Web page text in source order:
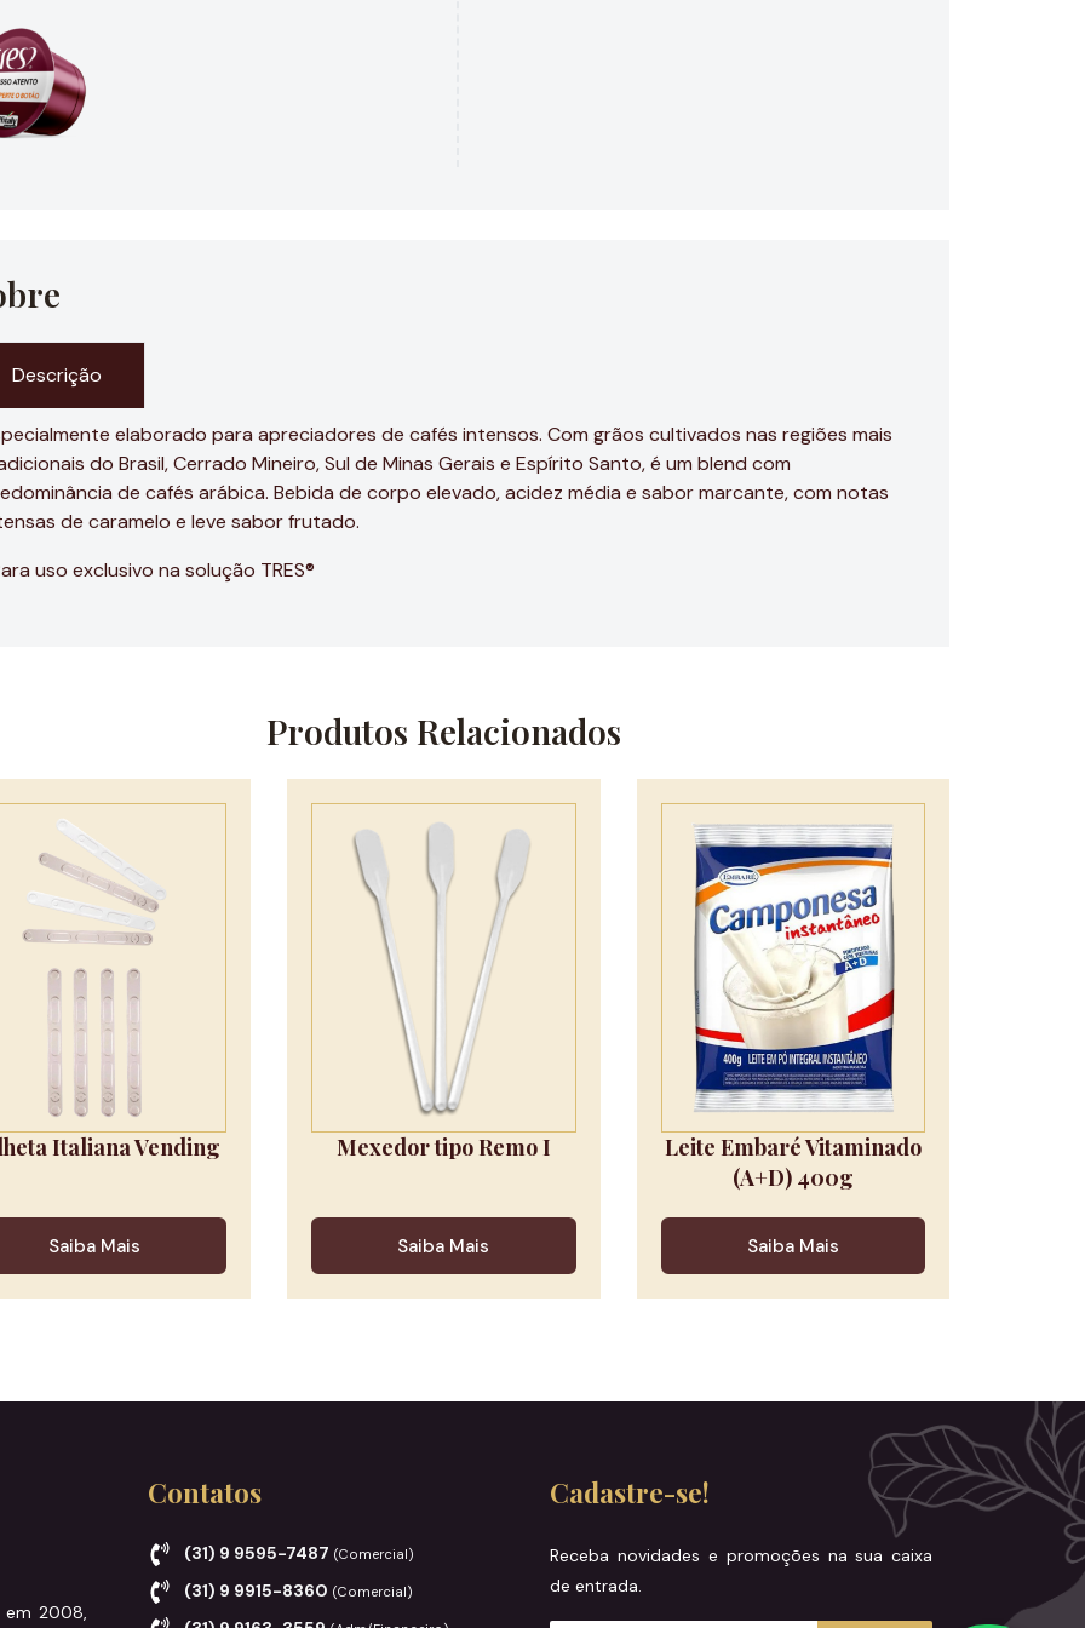
Descrição
elaborado para apreciadores de cafés intensos. Com grãos cultivados nas regiões mais
do Brasil, Cerrado Mineiro, Sul de Minas Gerais e Espírito Santo, é um blend com
de cafés arábica. Bebida de corpo elevado, acidez média e sabor marcante, com notas
de caramelo e leve sabor frutado.
uso exclusivo na solução TRES®
Produtos Relacionados
Italiana Vending
Saiba Mais
Mexedor tipo Remo I
Saiba Mais
Leite Embaré Vitaminado
(A+D) 400g
Saiba Mais
em 2008,
Contatos
(31) 9 9595-7487 (Comercial)
(31) 9 9915-8360 (Comercial)
Cadastre-se!
Receba novidades e promoções na sua caixa
de entrada.